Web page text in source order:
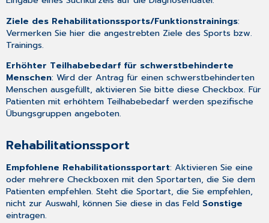
Ziele des Rehabilitationssports/Funktionstrainings:
Vermerken Sie hier die angestrebten Ziele des Sports bzw.
Trainings.
Erhöhter Teilhabebedarf für schwerstbehinderte
Menschen: Wird der Antrag für einen schwerstbehinderten
Menschen ausgefüllt, aktivieren Sie bitte diese Checkbox. Für
Patienten mit erhöhtem Teilhabebedarf werden spezifische
Übungsgruppen angeboten.
Rehabilitationssport
Empfohlene Rehabilitationssportart: Aktivieren Sie eine
oder mehrere Checkboxen mit den Sportarten, die Sie dem
Patienten empfehlen. Steht die Sportart, die Sie empfehlen,
nicht zur Auswahl, können Sie diese in das Feld Sonstige
eintragen.